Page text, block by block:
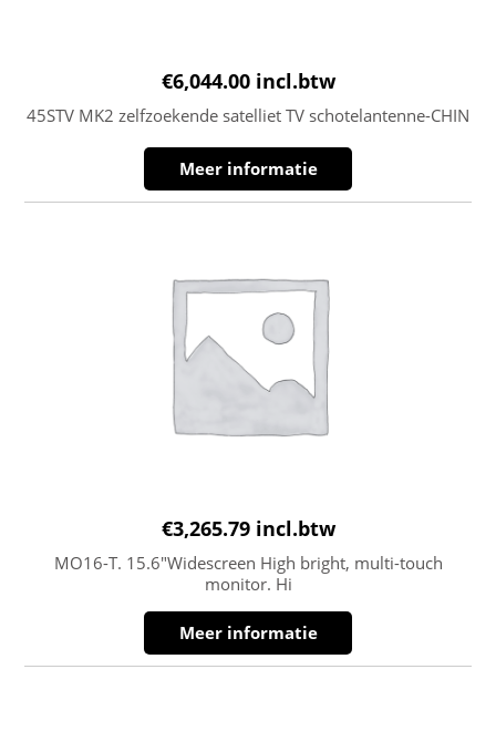
€6,044.00 incl.btw
45STV MK2 zelfzoekende satelliet TV schotelantenne-CHIN
Meer informatie
€3,265.79 incl.btw
MO16-T. 15.6″Widescreen High bright, multi-touch
monitor. Hi
Meer informatie